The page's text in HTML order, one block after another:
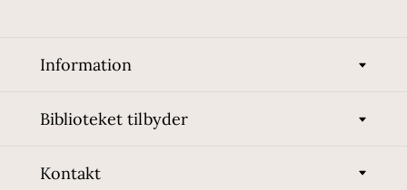
Information
Biblioteket tilbyder
Kontakt